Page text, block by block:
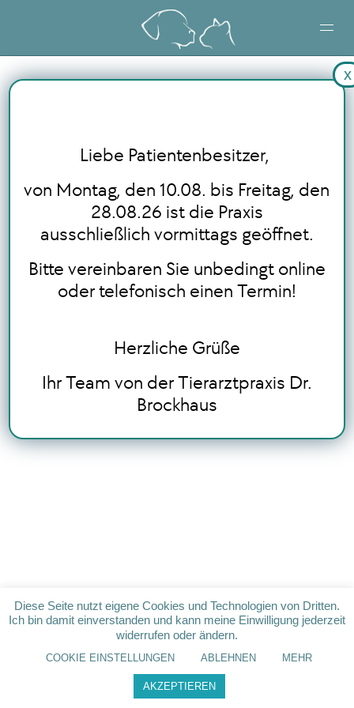
BLOG
ONLINE TERMINBUCHUNG
Diese Seite nutzt eigene Cookies und Technologien von Dritten.
Ich bin damit einverstanden und kann meine Einwilligung jederzeit
widerrufen oder ändern.
COOKIE EINSTELLUNGEN ABLEHNEN MEHR
AKZEPTIEREN
Liebe Patientenbesitzer,
von Montag, den 10.08. bis Freitag, den
28.08.26 ist die Praxis
ausschließlich vormittags geöffnet.
Bitte vereinbaren Sie unbedingt online
oder telefonisch einen Termin!
Herzliche Grüße
Ihr Team von der Tierarztpraxis Dr.
Brockhaus
x